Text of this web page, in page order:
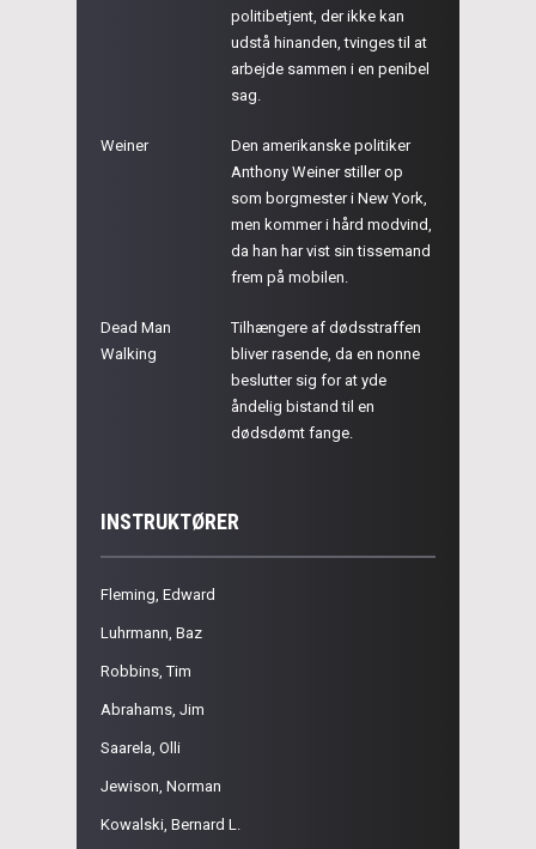
politibetjent, der ikke kan
udstå hinanden, tvinges til at
arbejde sammen i en penibel
sag.
Weiner
Den amerikanske politiker
Anthony Weiner stiller op
som borgmester i New York,
men kommer i hård modvind,
da han har vist sin tissemand
frem på mobilen.
Dead Man
Walking
Tilhængere af dødsstraffen
bliver rasende, da en nonne
beslutter sig for at yde
åndelig bistand til en
dødsdømt fange.
INSTRUKTØRER
Fleming, Edward
Luhrmann, Baz
Robbins, Tim
Abrahams, Jim
Saarela, Olli
Jewison, Norman
Kowalski, Bernard L.